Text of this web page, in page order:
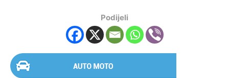
Podijeli